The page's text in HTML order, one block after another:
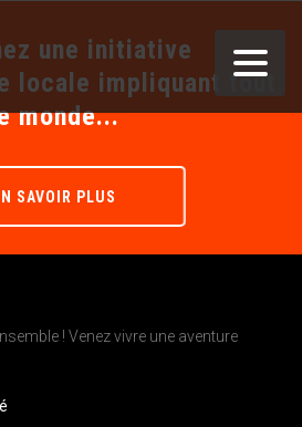
SAVOIR PLUS
une initiative
locale impliquant tout
monde...
! Venez vivre une aventure